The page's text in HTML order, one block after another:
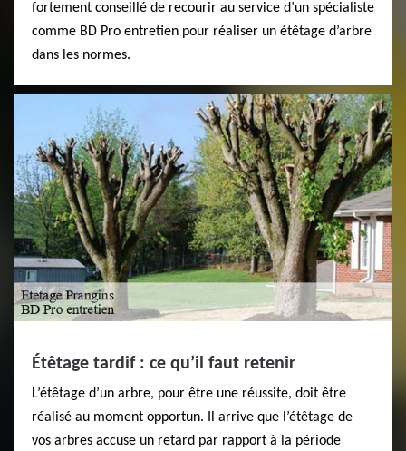
fortement conseillé de recourir au service d’un spécialiste
comme BD Pro entretien pour réaliser un étêtage d’arbre
dans les normes.
Étêtage tardif : ce qu’il faut retenir
L’étêtage d’un arbre, pour être une réussite, doit être
réalisé au moment opportun. Il arrive que l’étêtage de
vos arbres accuse un retard par rapport à la période